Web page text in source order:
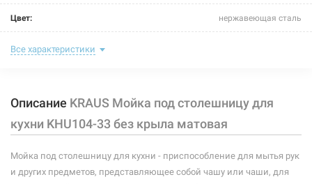
Цвет: нержавеющая сталь
Тип монтажа:
Размер мойки (длина/ширина): 832 мм/482 мм
Размер чаши (длина/ширина): 327 мм/432 мм; 429 мм/432 мм
Глубина чаши: 254 мм; 254 мм
Все характеристики
Описание KRAUS Мойка под столешницу для
кухни KHU104-33 без крыла матовая
Мойка под столешницу для кухни - приспособление для мытья рук
и других предметов, представляющее собой чашу или чаши, для